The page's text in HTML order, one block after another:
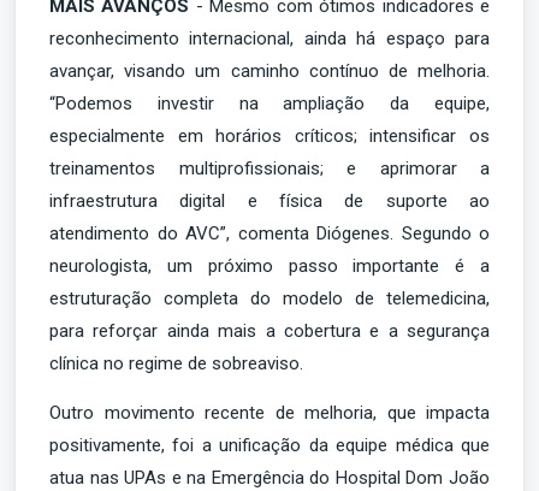
MAIS AVANÇOS - Mesmo com ótimos indicadores e
reconhecimento internacional, ainda há espaço para
avançar, visando um caminho contínuo de melhoria.
“Podemos investir na ampliação da equipe,
especialmente em horários críticos; intensificar os
treinamentos multiprofissionais; e aprimorar a
infraestrutura digital e física de suporte ao
atendimento do AVC”, comenta Diógenes. Segundo o
neurologista, um próximo passo importante é a
estruturação completa do modelo de telemedicina,
para reforçar ainda mais a cobertura e a segurança
clínica no regime de sobreaviso.
Outro movimento recente de melhoria, que impacta
positivamente, foi a unificação da equipe médica que
atua nas UPAs e na Emergência do Hospital Dom João